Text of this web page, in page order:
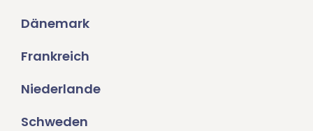
Dänemark
Frankreich
Niederlande
Schweden